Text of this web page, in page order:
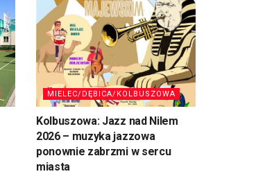
MIELEC/DĘBICA/KOLBUSZOWA
Kolbuszowa: Jazz nad Nilem
2026 – muzyka jazzowa
ponownie zabrzmi w sercu
miasta